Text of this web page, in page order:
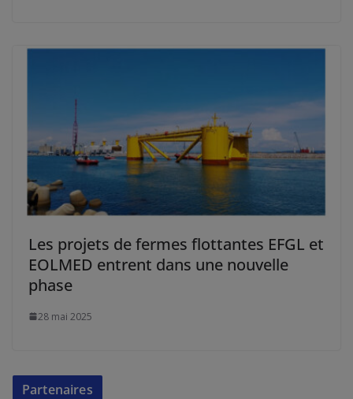
Les projets de fermes flottantes EFGL et
EOLMED entrent dans une nouvelle
phase
28 mai 2025
Partenaires